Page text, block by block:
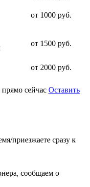
от 1000 руб.
от 1500 руб.
от 2000 руб.
сейчас Оставить
приезжаете сразу к
сообщаем о